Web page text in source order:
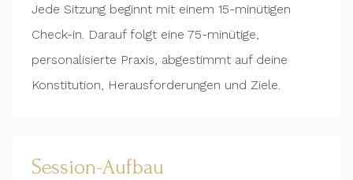
Jede Sitzung beginnt mit einem 15-minütigen
Check-in. Darauf folgt eine 75-minütige,
personalisierte Praxis, abgestimmt auf deine
Konstitution, Herausforderungen und Ziele.
Session-Aufbau